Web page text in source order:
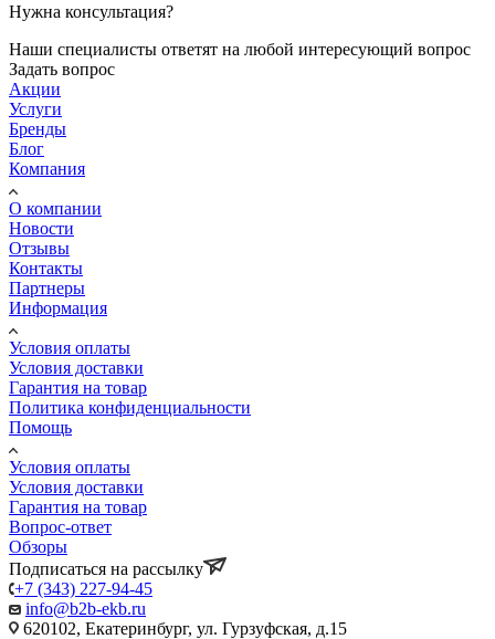
Нужна консультация?
Наши специалисты ответят на любой интересующий вопрос
Задать вопрос
Акции
Услуги
Бренды
Блог
Компания
О компании
Новости
Отзывы
Контакты
Партнеры
Информация
Условия оплаты
Условия доставки
Гарантия на товар
Политика конфиденциальности
Помощь
Условия оплаты
Условия доставки
Гарантия на товар
Вопрос-ответ
Обзоры
Подписаться на рассылку
+7 (343) 227-94-45
info@b2b-ekb.ru
620102, Екатеринбург, ул. Гурзуфская, д.15